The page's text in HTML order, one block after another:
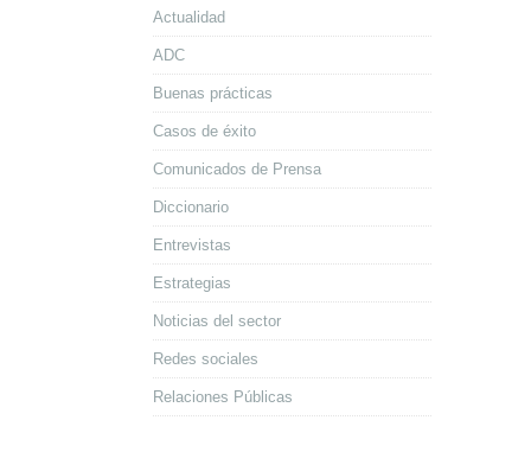
Actualidad
ADC
Buenas prácticas
Casos de éxito
Comunicados de Prensa
Diccionario
Entrevistas
Estrategias
Noticias del sector
Redes sociales
Relaciones Públicas